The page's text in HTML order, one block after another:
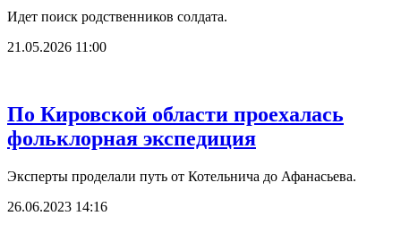
Идет поиск родственников солдата.
21.05.2026 11:00
По Кировской области проехалась
фольклорная экспедиция
Эксперты проделали путь от Котельнича до Афанасьева.
26.06.2023 14:16